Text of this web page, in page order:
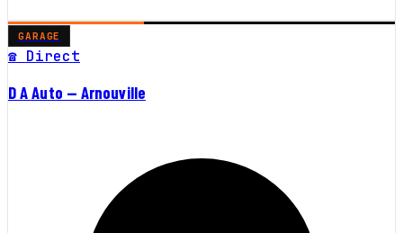
GARAGE
☎ Direct
D A Auto — Arnouville